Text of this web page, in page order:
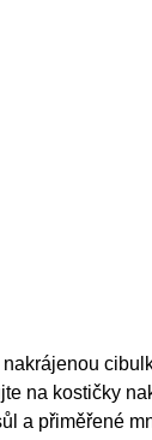
na kostičky
a přiměřené